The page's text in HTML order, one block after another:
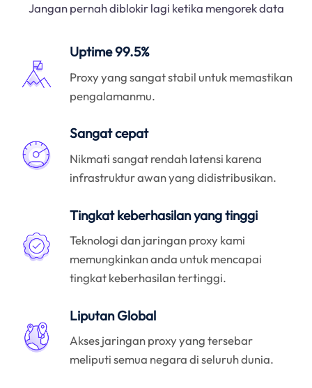
Jangan pernah diblokir lagi ketika mengorek data
Uptime 99.5%
Proxy yang sangat stabil untuk memastikan
pengalamanmu.
Sangat cepat
Nikmati sangat rendah latensi karena
infrastruktur awan yang didistribusikan.
Tingkat keberhasilan yang tinggi
Teknologi dan jaringan proxy kami
memungkinkan anda untuk mencapai
tingkat keberhasilan tertinggi.
Liputan Global
Akses jaringan proxy yang tersebar
meliputi semua negara di seluruh dunia.